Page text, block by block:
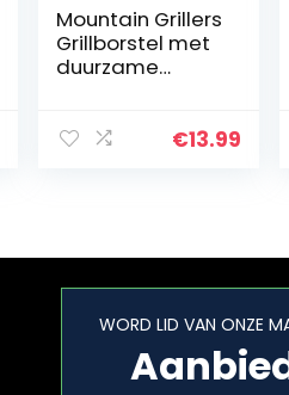
Mountain Grillers
Grillborstel met
duurzame
schraper –
€13.99
WORD LID VAN ONZE